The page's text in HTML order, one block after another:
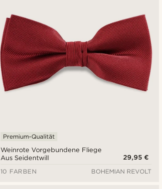
Weinrote Vorgebundene Fliege
Aus Seidentwill
Premium-Qualität
29,95 €
10 FARBEN
BOHEMIAN REVOLT